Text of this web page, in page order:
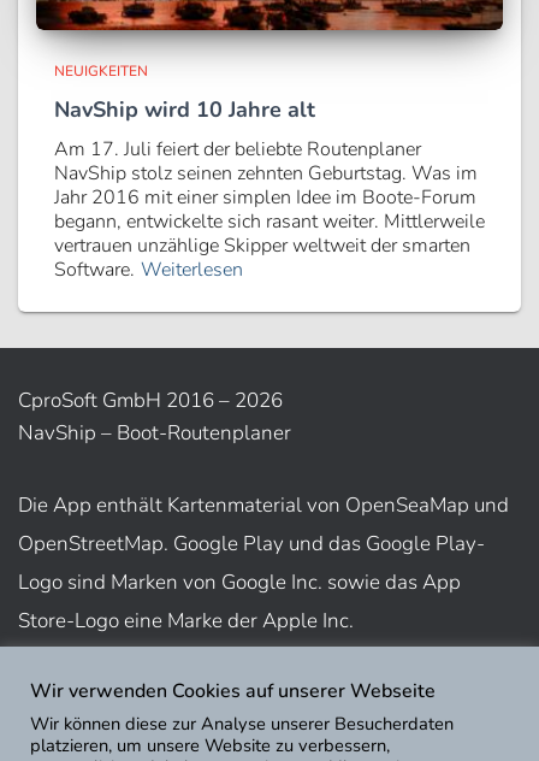
NEUIGKEITEN
NavShip wird 10 Jahre alt
Am 17. Juli feiert der beliebte Routenplaner
NavShip stolz seinen zehnten Geburtstag. Was im
Jahr 2016 mit einer simplen Idee im Boote-Forum
begann, entwickelte sich rasant weiter. Mittlerweile
vertrauen unzählige Skipper weltweit der smarten
Software. Weiterlesen
CproSoft GmbH 2016 – 2026
NavShip – Boot-Routenplaner
Die App enthält Kartenmaterial von OpenSeaMap und
OpenStreetMap. Google Play und das Google Play-
Logo sind Marken von Google Inc. sowie das App
Store-Logo eine Marke der Apple Inc.
Nutzungsbedingungen
Impressum
Wir verwenden Cookies auf unserer Webseite
Wir können diese zur Analyse unserer Besucherdaten
platzieren, um unsere Website zu verbessern,